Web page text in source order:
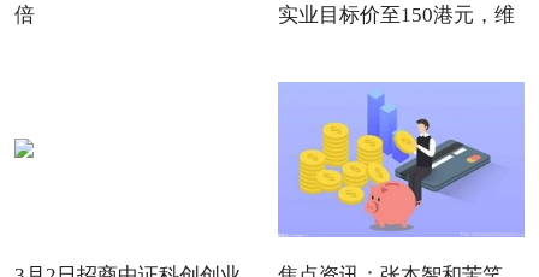
倍
实业目标价至150港元，维